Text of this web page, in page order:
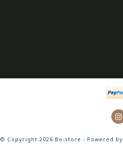
© Copyright 2026 Bo-store - Powered by